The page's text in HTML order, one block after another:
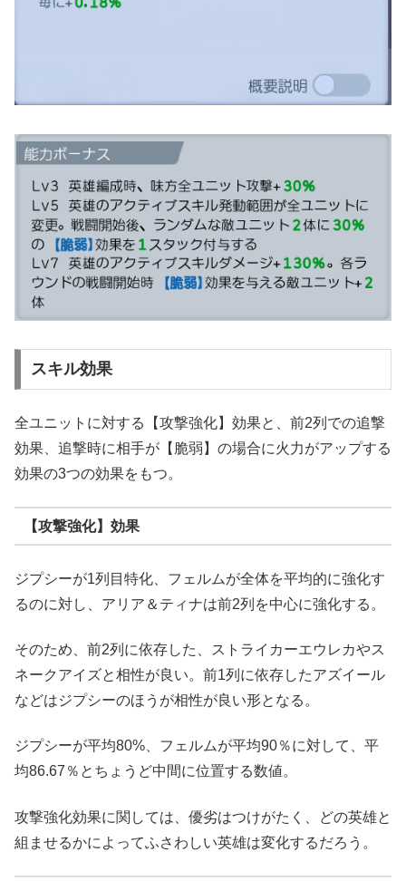
スキル効果
全ユニットに対する【攻撃強化】効果と、前2列での追撃
効果、追撃時に相手が【脆弱】の場合に火力がアップする
効果の3つの効果をもつ。
【攻撃強化】効果
ジプシーが1列目特化、フェルムが全体を平均的に強化す
るのに対し、アリア＆ティナは前2列を中心に強化する。
そのため、前2列に依存した、ストライカーエウレカやス
ネークアイズと相性が良い。前1列に依存したアズイール
などはジプシーのほうが相性が良い形となる。
ジプシーが平均80%、フェルムが平均90％に対して、平
均86.67％とちょうど中間に位置する数値。
攻撃強化効果に関しては、優劣はつけがたく、どの英雄と
組ませるかによってふさわしい英雄は変化するだろう。